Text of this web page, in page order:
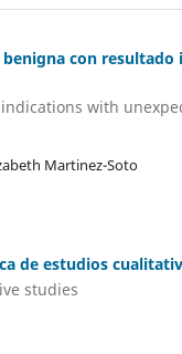
con resultado
with
Martinez-Soto
de estudios
studies